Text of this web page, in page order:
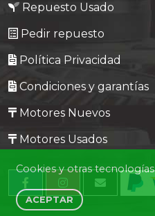
Repuesto Usado
Pedir repuesto
Política Privacidad
Condiciones y garantías
Motores Nuevos
Motores Usados
Cookies y otras tecnologías
ACEPTAR